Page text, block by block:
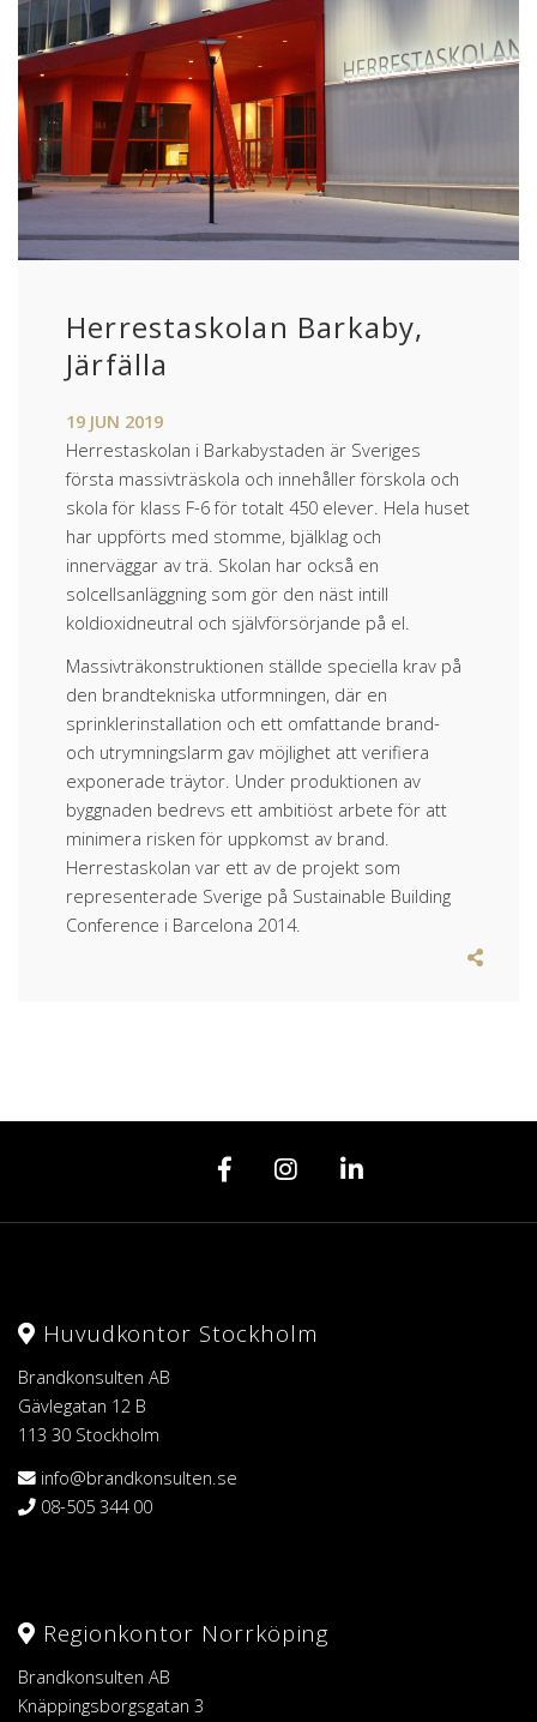
Herrestaskolan Barkaby,
Järfälla
19 JUN 2019
Herrestaskolan i Barkabystaden är Sveriges
första massivträskola och innehåller förskola och
skola för klass F-6 för totalt 450 elever. Hela huset
har uppförts med stomme, bjälklag och
innerväggar av trä. Skolan har också en
solcellsanläggning som gör den näst intill
koldioxidneutral och självförsörjande på el.
Massivträkonstruktionen ställde speciella krav på
den brandtekniska utformningen, där en
sprinklerinstallation och ett omfattande brand-
och utrymningslarm gav möjlighet att verifiera
exponerade träytor. Under produktionen av
byggnaden bedrevs ett ambitiöst arbete för att
minimera risken för uppkomst av brand.
Herrestaskolan var ett av de projekt som
representerade Sverige på Sustainable Building
Conference i Barcelona 2014.
Huvudkontor Stockholm
Brandkonsulten AB
Gävlegatan 12 B
113 30 Stockholm
info@brandkonsulten.se
08-505 344 00
Regionkontor Norrköping
Brandkonsulten AB
Knäppingsborgsgatan 3